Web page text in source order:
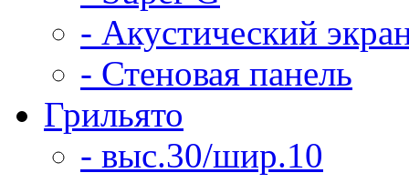
- Акустический
- Стеновая панель
Грильято
- выс.30/шир.10